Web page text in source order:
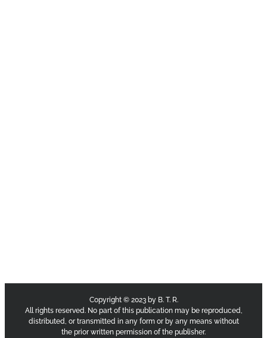
Copyright © 2023 by B. T. R.
All rights reserved. No part of this publication may be reproduced,
distributed, or transmitted in any form or by any means without
the prior written permission of the publisher.